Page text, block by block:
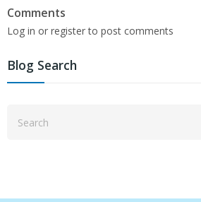
Comments
Log in or register to post comments
Blog Search